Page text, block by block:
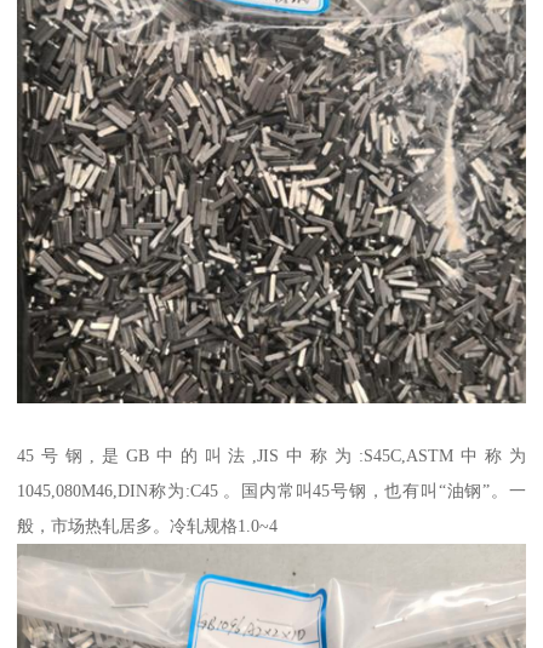
45号钢,是GB中的叫法,JIS中称为:S45C,ASTM中称为
1045,080M46,DIN称为:C45 。国内常叫45号钢，也有叫“油钢”。一
般，市场热轧居多。冷轧规格1.0~4